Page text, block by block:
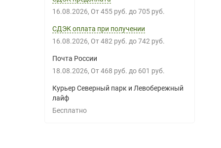
16.08.2026 От 455 руб. до 705 руб.
СДЭК оплата при получении
16.08.2026 От 482 руб. до 742 руб.
Почта России
18.08.2026 От 468 руб. до 601 руб.
Курьер Северный парк и Левобережный
лайф
Бесплатно